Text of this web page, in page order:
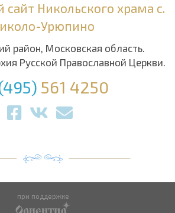
Никольского храма с.
Урюпино
район, Московская область.
Русской Православной Церкви.
561 4250
при поддержке